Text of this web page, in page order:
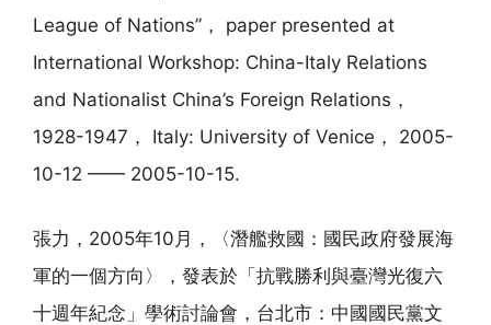
League of Nations”， paper presented at
International Workshop: China-Italy Relations
and Nationalist China’s Foreign Relations，
1928-1947， Italy: University of Venice， 2005-
10-12 —— 2005-10-15.
張力，2005年10月，〈潛艦救國：國民政府發展海
軍的一個方向〉，發表於「抗戰勝利與臺灣光復六
十週年紀念」學術討論會，台北市：中國國民黨文